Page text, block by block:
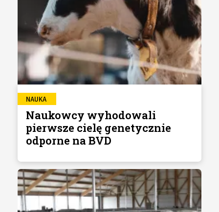
NAUKA
Naukowcy wyhodowali
pierwsze cielę genetycznie
odporne na BVD